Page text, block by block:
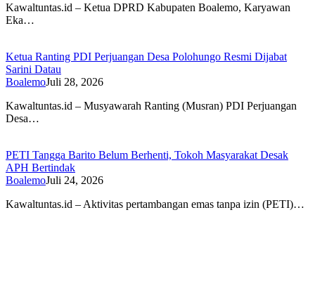
Kawaltuntas.id – Ketua DPRD Kabupaten Boalemo, Karyawan
Eka…
Ketua Ranting PDI Perjuangan Desa Polohungo Resmi Dijabat
Sarini Datau
BoalemoJuli 28, 2026
Kawaltuntas.id – Musyawarah Ranting (Musran) PDI Perjuangan
Desa…
PETI Tangga Barito Belum Berhenti, Tokoh Masyarakat Desak
APH Bertindak
BoalemoJuli 24, 2026
Kawaltuntas.id – Aktivitas pertambangan emas tanpa izin (PETI)…